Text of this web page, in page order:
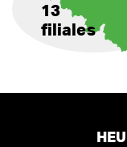
13
filiales